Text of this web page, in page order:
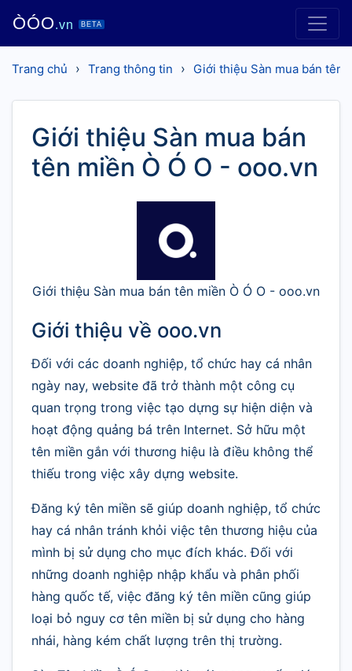
ÒÓO.vn BETA
Trang chủ › Trang thông tin › Giới thiệu Sàn mua bán tên
Giới thiệu Sàn mua bán
tên miền Ò Ó O - ooo.vn
Giới thiệu Sàn mua bán tên miền Ò Ó O - ooo.vn
Giới thiệu về ooo.vn
Đối với các doanh nghiệp, tổ chức hay cá nhân
ngày nay, website đã trở thành một công cụ
quan trọng trong việc tạo dựng sự hiện diện và
hoạt động quảng bá trên Internet. Sở hữu một
tên miền gắn với thương hiệu là điều không thể
thiếu trong việc xây dựng website.
Đăng ký tên miền sẽ giúp doanh nghiệp, tổ chức
hay cá nhân tránh khỏi việc tên thương hiệu của
mình bị sử dụng cho mục đích khác. Đối với
những doanh nghiệp nhập khẩu và phân phối
hàng quốc tế, việc đăng ký tên miền cũng giúp
loại bỏ nguy cơ tên miền bị sử dụng cho hàng
nhái, hàng kém chất lượng trên thị trường.